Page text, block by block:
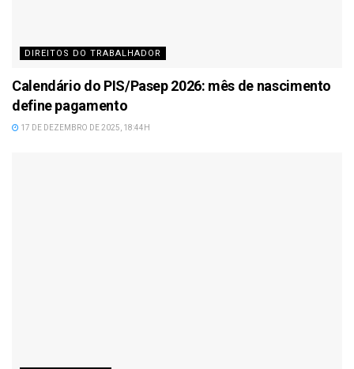
DIREITOS DO TRABALHADOR
Calendário do PIS/Pasep 2026: mês de nascimento
define pagamento
17 DE DEZEMBRO DE 2025, 18:44H